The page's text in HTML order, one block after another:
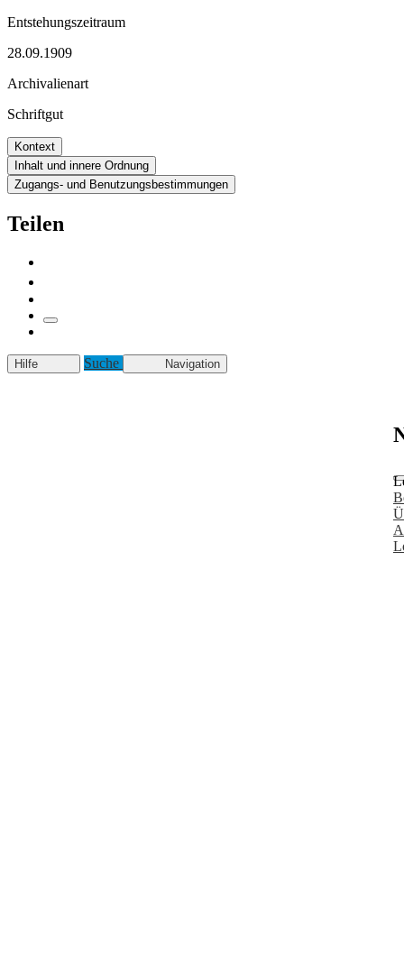
Entstehungszeitraum
28.09.1909
Archivalienart
Schriftgut
Kontext
Inhalt und innere Ordnung
Zugangs- und Benutzungsbestimmungen
Teilen
Hilfe Suche Navigation